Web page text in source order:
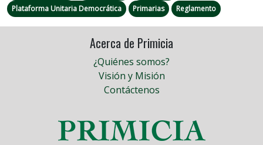
Plataforma Unitaria Democrática
Primarias Reglamento
Acerca de Primicia
¿Quiénes somos?
Visión y Misión
Contáctenos